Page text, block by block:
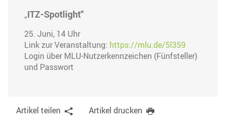
„ITZ-Spotlight"
25. Juni, 14 Uhr
Link zur Veranstaltung: https://mlu.de/5l359
Login über MLU-Nutzerkennzeichen (Fünfsteller)
und Passwort
Artikel teilen Artikel drucken